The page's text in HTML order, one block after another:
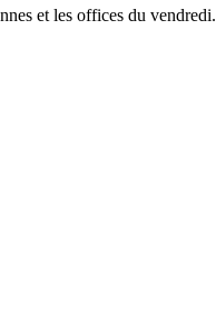
et les offices du vendredi.